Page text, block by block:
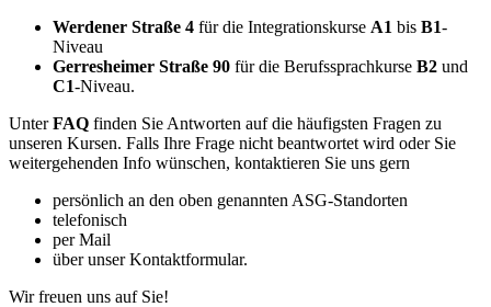
Werdener Straße 4 für die Integrationskurse A1 bis B1-
Niveau
Gerresheimer Straße 90 für die Berufssprachkurse B2 und
C1-Niveau.
UnterFAQ finden Sie Antworten auf die häufigsten Fragen zu
unseren Kursen. Falls Ihre Frage nicht beantwortet wird oder Sie
weitergehenden Info wünschen, kontaktieren Sie uns gern
persönlich an den oben genannten ASG-Standorten
telefonisch
per Mail
über unser Kontaktformular.
Wir freuen uns auf Sie!